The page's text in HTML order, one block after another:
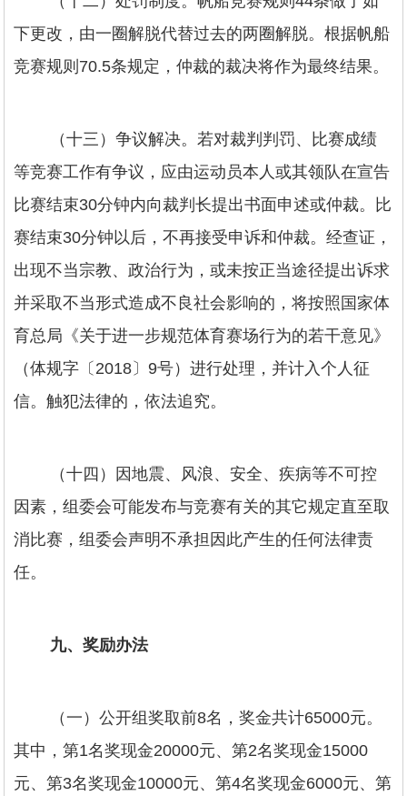
下更改，由一圈解脱代替过去的两圈解脱。根据帆船
竞赛规则70.5条规定，仲裁的裁决将作为最终结果。
（十三）争议解决。若对裁判判罚、比赛成绩
等竞赛工作有争议，应由运动员本人或其领队在宣告
比赛结束30分钟内向裁判长提出书面申述或仲裁。比
赛结束30分钟以后，不再接受申诉和仲裁。经查证，
出现不当宗教、政治行为，或未按正当途径提出诉求
并采取不当形式造成不良社会影响的，将按照国家体
育总局《关于进一步规范体育赛场行为的若干意见》
（体规字〔2018〕9号）进行处理，并计入个人征
信。触犯法律的，依法追究。
（十四）因地震、风浪、安全、疾病等不可控
因素，组委会可能发布与竞赛有关的其它规定直至取
消比赛，组委会声明不承担因此产生的任何法律责
任。
九、奖励办法
（一）公开组奖取前8名，奖金共计65000元。
其中，第1名奖现金20000元、第2名奖现金15000
元、第3名奖现金10000元、第4名奖现金6000元、第